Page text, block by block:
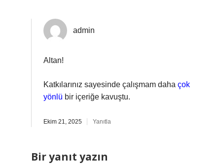
admin
Altan!
Katkılarınız sayesinde çalışmam daha çok
yönlü bir içeriğe kavuştu.
Ekim 21, 2025 Yanıtla
Bir yanıt yazın